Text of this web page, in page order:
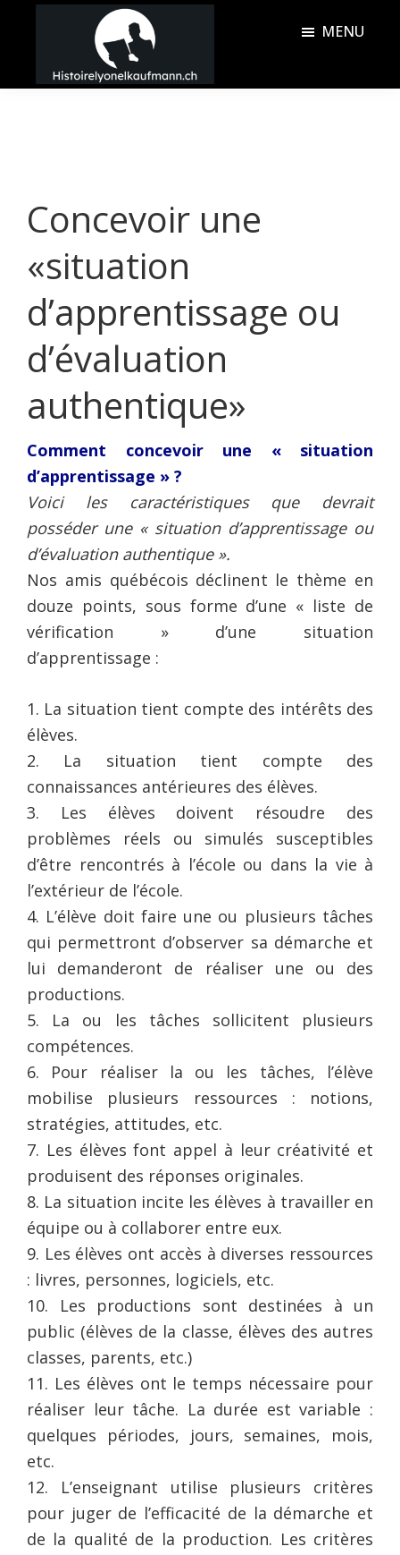
principal
barreHistoire
MENU
Concevoir une
«situation
d’apprentissage ou
d’évaluation
authentique»
Comment concevoir une « situation
d’apprentissage » ?
Voici les caractéristiques que devrait
posséder une « situation d’apprentissage ou
d’évaluation authentique ».
Nos amis québécois déclinent le thème en
douze points, sous forme d’une « liste de
vérification » d’une situation
d’apprentissage :
1. La situation tient compte des intérêts des
élèves.
2. La situation tient compte des
connaissances antérieures des élèves.
3. Les élèves doivent résoudre des
problèmes réels ou simulés susceptibles
d’être rencontrés à l’école ou dans la vie à
l’extérieur de l’école.
4. L’élève doit faire une ou plusieurs tâches
qui permettront d’observer sa démarche et
lui demanderont de réaliser une ou des
productions.
5. La ou les tâches sollicitent plusieurs
compétences.
6. Pour réaliser la ou les tâches, l’élève
mobilise plusieurs ressources : notions,
stratégies, attitudes, etc.
7. Les élèves font appel à leur créativité et
produisent des réponses originales.
8. La situation incite les élèves à travailler en
équipe ou à collaborer entre eux.
9. Les élèves ont accès à diverses ressources
: livres, personnes, logiciels, etc.
10. Les productions sont destinées à un
public (élèves de la classe, élèves des autres
classes, parents, etc.)
11. Les élèves ont le temps nécessaire pour
réaliser leur tâche. La durée est variable :
quelques périodes, jours, semaines, mois,
etc.
12. L’enseignant utilise plusieurs critères
pour juger de l’efficacité de la démarche et
de la qualité de la production. Les critères